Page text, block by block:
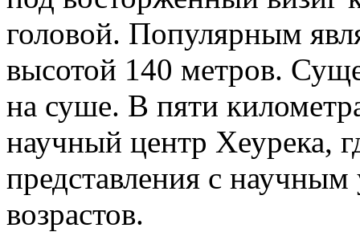
головой. Популярным
высотой 140 метров.
на суше. В пяти
научный центр Хеурека,
представления с
возрастов.